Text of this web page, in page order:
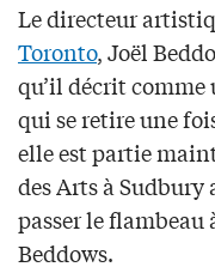
Le directeur
Toronto, Joël
qu’il décrit comme
qui se retire une
elle est partie
des Arts à Sudbury
passer le flambeau
Beddows.